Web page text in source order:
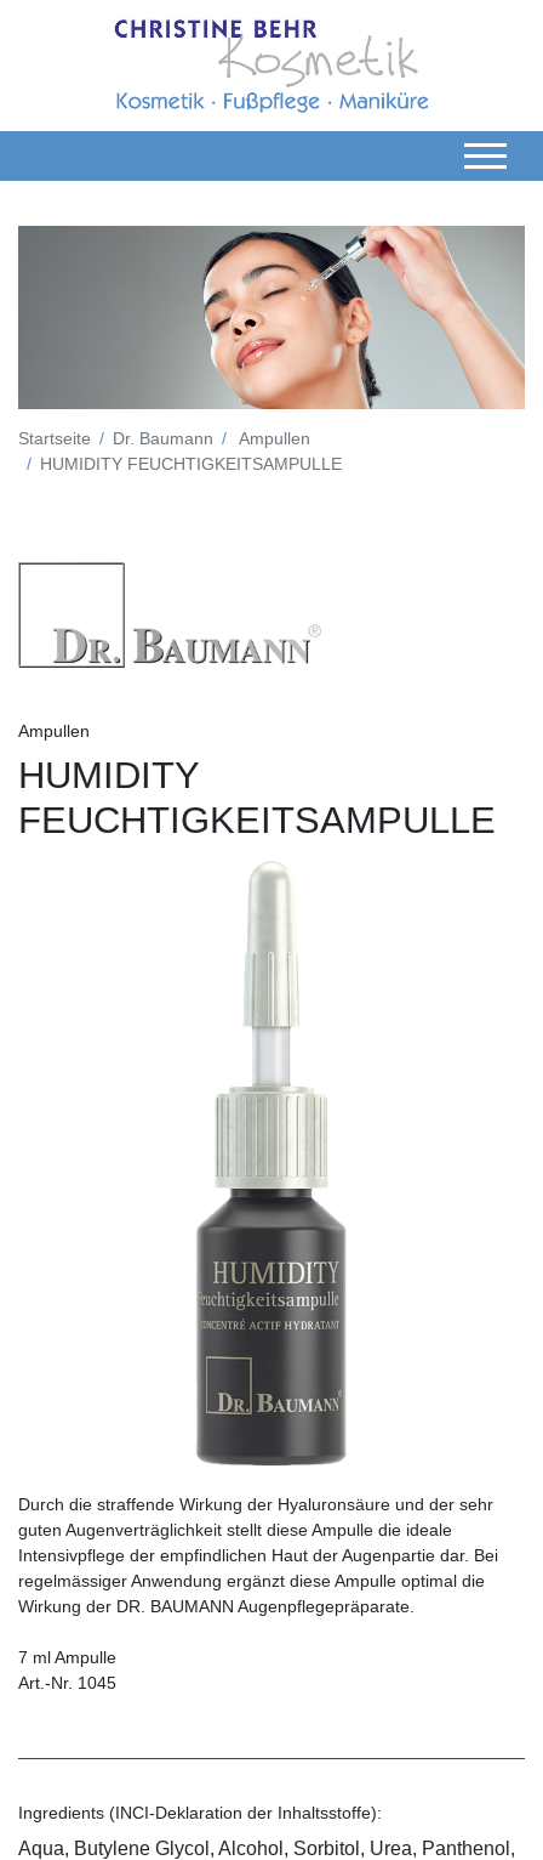
Startseite Dr. Baumann
Ampullen
HUMIDITY FEUCHTIGKEITSAMPULLE
Ampullen
HUMIDITY
FEUCHTIGKEITSAMPULLE
Durch die straffende Wirkung der Hyaluronsäure und der sehr
guten Augenverträglichkeit stellt diese Ampulle die ideale
Intensivpflege der empfindlichen Haut der Augenpartie dar. Bei
regelmässiger Anwendung ergänzt diese Ampulle optimal die
Wirkung der DR. BAUMANN Augenpflegepräparate.
7 ml Ampulle
Art.-Nr. 1045
Ingredients (INCI-Deklaration der Inhaltsstoffe):
Aqua, Butylene Glycol, Alcohol, Sorbitol, Urea, Panthenol,